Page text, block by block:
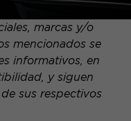
marcas y/o
mencionados se
informativos, en
y siguen
sus respectivos